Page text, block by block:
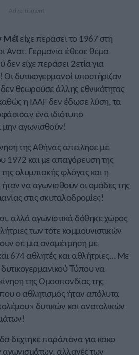
Μέϊείχε περάσει το 1967 στη
Ανατ. Γερμανία έθεσε θέμα
είχε περάσει 2ετία για
δυτικογερμανοί υποστήριζαν
θεωρούσε άλλης εθνικότητας
η IAAF δεν έδωσε λύση, τα
ένα ιδιότυπο
μην αγωνισθούν!
της Αθήνας απείλησε με
1972 και με απαγόρευση της
ολυμπιακής φλόγας και η
να αγωνισθούν οι ομάδες της
στις σκυταλοδρομίες!
αλλά αγωνιστικά δόθηκε χώρος
των τότε κομμουνιστικών
σε μια αναμέτρηση με
674 αθλητές και αθλήτριες… Με
Τύπου να
της Ομοσπονδίας της
ο αθλητισμός ήταν απόλυτα
δυτικών και ανατολικών
δέχτηκε παράπονα για κακό
αλλαγές των